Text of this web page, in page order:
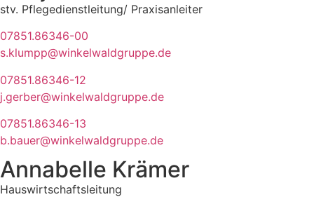
stv. Pflegedienstleitung/ Praxisanleiter
07851.86346-00
s.klumpp@winkelwaldgruppe.de
07851.86346-12
j.gerber@winkelwaldgruppe.de
07851.86346-13
b.bauer@winkelwaldgruppe.de
Annabelle Krämer
Hauswirtschaftsleitung